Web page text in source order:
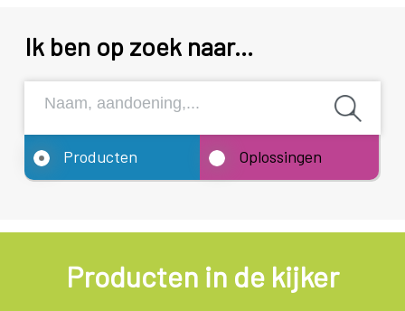
Ik ben op zoek naar...
Producten Oplossingen
Producten in de kijker